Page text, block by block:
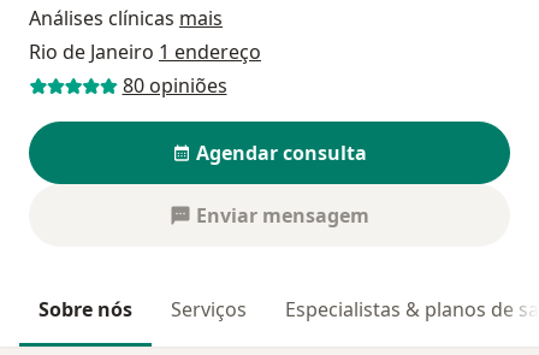
Análises clínicas mais
Rio de Janeiro 1 endereço
80 opiniões
Agendar consulta
Enviar mensagem
Sobre nós Serviços Especialistas & planos de